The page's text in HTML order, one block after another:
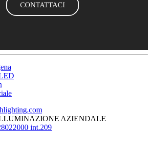
CONTATTACI
AZIENDALE
int.209